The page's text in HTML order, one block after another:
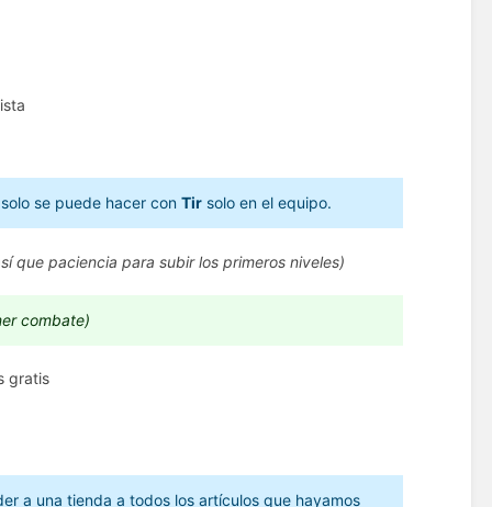
se puede hacer conTir solo en el equipo.
que paciencia para subir los primeros niveles)
combate)
gratis
a una tienda a todos los artículos que hayamos